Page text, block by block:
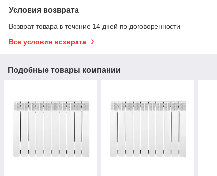
Условия возврата
Возврат товара в течение 14 дней по договоренности
Все условия возврата
Подобные товары компании